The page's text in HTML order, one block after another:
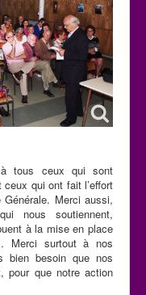
tous ceux qui sont
qui ont fait l’effort
Merci aussi,
nous soutiennent,
à la mise en place
Merci surtout à nos
bien besoin que nos
pour que notre action